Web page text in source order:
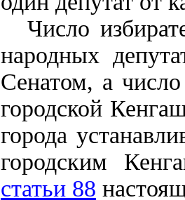
Число
народных
Сенатом, а
городской
города
городским
статьи 88